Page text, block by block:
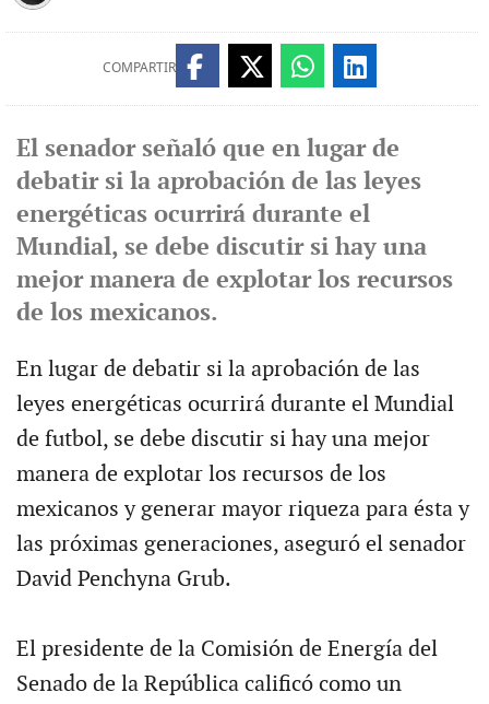
COMPARTIR
El senador señaló que en lugar de
debatir si la aprobación de las leyes
energéticas ocurrirá durante el
Mundial, se debe discutir si hay una
mejor manera de explotar los recursos
de los mexicanos.
En lugar de debatir si la aprobación de las
leyes energéticas ocurrirá durante el Mundial
de futbol, se debe discutir si hay una mejor
manera de explotar los recursos de los
mexicanos y generar mayor riqueza para ésta y
las próximas generaciones, aseguró el senador
David Penchyna Grub.
El presidente de la Comisión de Energía del
Senado de la República calificó como un